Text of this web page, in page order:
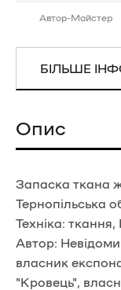
Автор-Майстер
БІЛЬШЕ
Опис
Запаска ткана
Тернопільська
Техніка:
Автор:
власник
"Кровець",